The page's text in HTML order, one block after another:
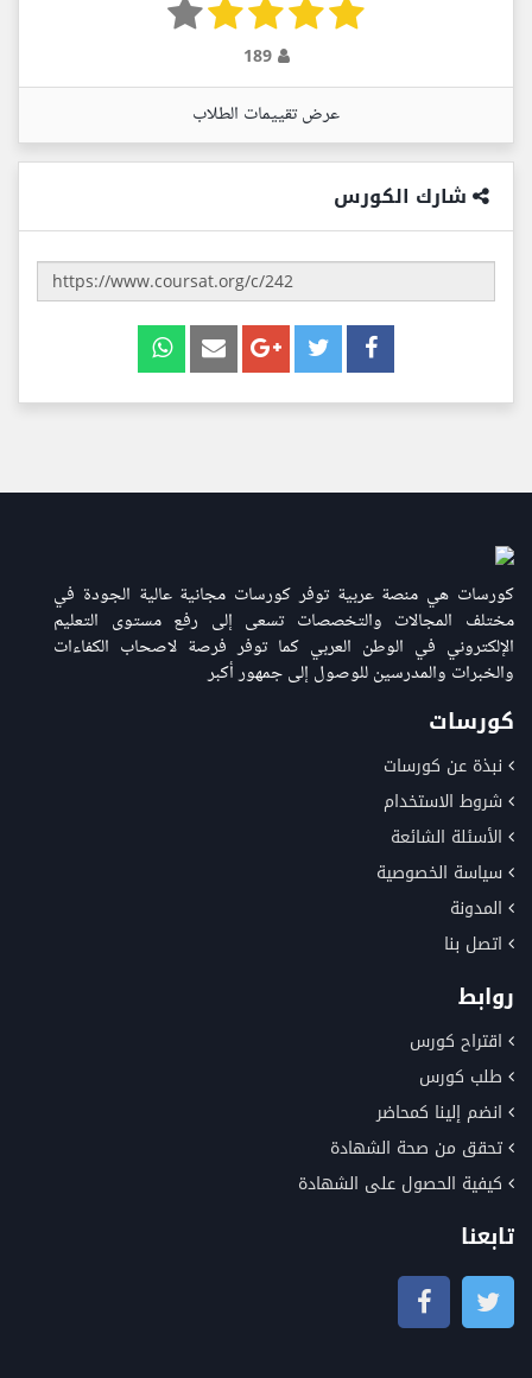
189
عرض تقييمات الطلاب
شارك الكورس
كورسات هي منصة عربية توفر كورسات مجانية عالية الجودة في
مختلف المجالات والتخصصات تسعى إلى رفع مستوى التعليم
الإلكتروني في الوطن العربي كما توفر فرصة لاصحاب الكفاءات
والخبرات والمدرسين للوصول إلى جمهور أكبر
كورسات
نبذة عن كورسات
شروط الاستخدام
الأسئلة الشائعة
سياسة الخصوصية
المدونة
اتصل بنا
روابط
اقتراح كورس
طلب كورس
انضم إلينا كمحاضر
تحقق من صحة الشهادة
كيفية الحصول على الشهادة
تابعنا